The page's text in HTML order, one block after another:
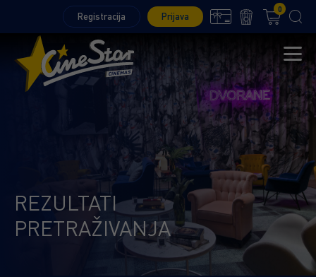
Registracija Prijava
0
REZULTATI
PRETRAŽIVANJA